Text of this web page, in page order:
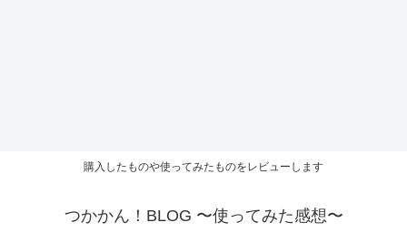
購入したものや使ってみたものをレビューします
つかかん！BLOG 〜使ってみた感想〜